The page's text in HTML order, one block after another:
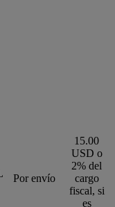
Por envío
15.00
USD o
2% del
cargo
fiscal, si
es